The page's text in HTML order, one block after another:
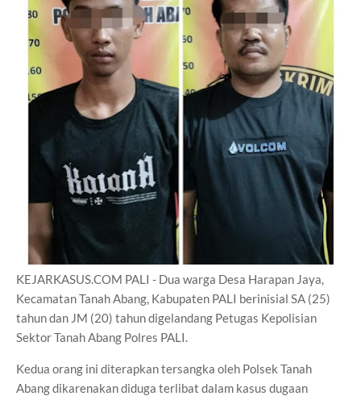
KEJARKASUS.COM PALI - Dua warga Desa Harapan Jaya,
Kecamatan Tanah Abang, Kabupaten PALI berinisial SA (25)
tahun dan JM (20) tahun digelandang Petugas Kepolisian
Sektor Tanah Abang Polres PALI.
Kedua orang ini diterapkan tersangka oleh Polsek Tanah
Abang dikarenakan diduga terlibat dalam kasus dugaan